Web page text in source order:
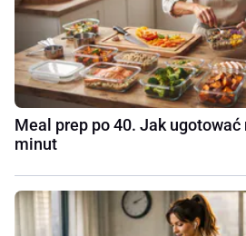
Meal prep po 40. Jak ugotować
minut